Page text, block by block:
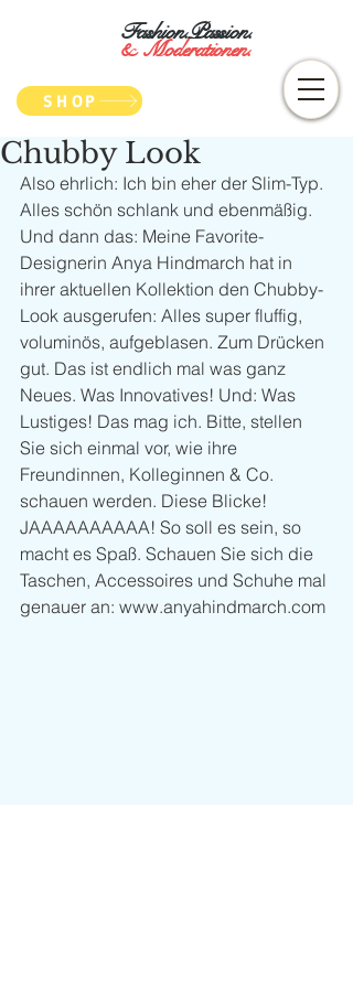
Fashion.Passion.
&Moderationen.
SHOP
Chubby Look
Also ehrlich: Ich bin eher der Slim-Typ.
Alles schön schlank und ebenmäßig.
Und dann das: Meine Favorite-
Designerin Anya Hindmarch hat in
ihrer aktuellen Kollektion den Chubby-
Look ausgerufen: Alles super fluffig,
voluminös, aufgeblasen. Zum Drücken
gut. Das ist endlich mal was ganz
Neues. Was Innovatives! Und: Was
Lustiges! Das mag ich. Bitte, stellen
Sie sich einmal vor, wie ihre
Freundinnen, Kolleginnen & Co.
schauen werden. Diese Blicke!
JAAAAAAAAAA! So soll es sein, so
macht es Spaß. Schauen Sie sich die
Taschen, Accessoires und Schuhe mal
genauer an: www.anyahindmarch.com